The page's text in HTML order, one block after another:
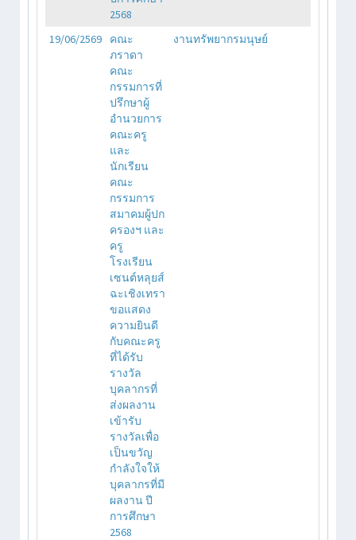
2568
19/06/2569
คณะ
ภราดา
คณะ
กรรมการที่
ปรึกษาผู้
อำนวยการ
คณะครู
และ
นักเรียน
คณะ
กรรมการ
สมาคมผู้ปก
ครองฯ และ
ครู
โรงเรียน
เซนต์หลุยส์
ฉะเชิงเทรา
ขอแสดง
ความยินดี
กับคณะครู
ที่ได้รับ
รางวัล
บุคลากรที่
ส่งผลงาน
เข้ารับ
รางวัลเพื่อ
เป็นขวัญ
กำลังใจให้
บุคลากรที่มี
ผลงาน ปี
การศึกษา
2568
งานทรัพยากรมนุษย์